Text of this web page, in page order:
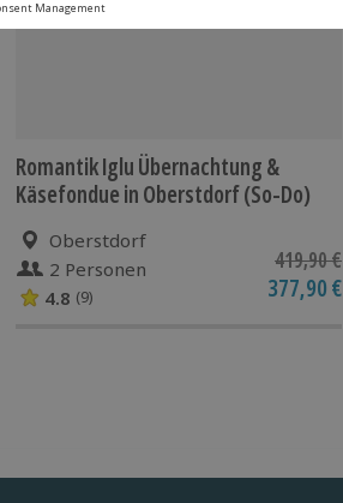
Romantik Iglu Übernachtung &
Käsefondue in Oberstdorf (So-Do)
Oberstdorf
2 Personen
4.8 (9)
419,90 €
377,90 €